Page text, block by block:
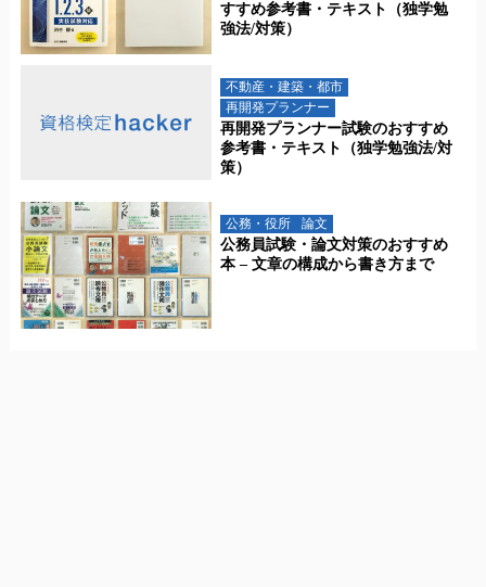
すすめ参考書・テキスト（独学勉
強法/対策）
不動産・建築・都市
再開発プランナー
再開発プランナー試験のおすすめ
参考書・テキスト（独学勉強法/対
策）
公務・役所 論文
公務員試験・論文対策のおすすめ
本 – 文章の構成から書き方まで